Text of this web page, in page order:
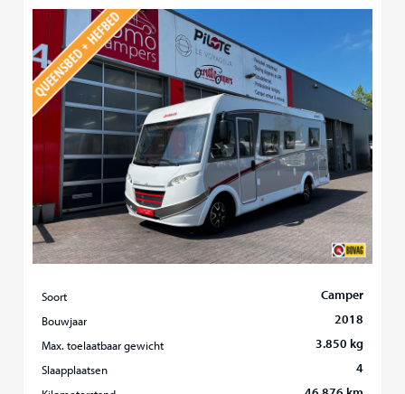
Soort Camper
Bouwjaar 2018
Max. toelaatbaar gewicht 3.850 kg
Slaapplaatsen 4